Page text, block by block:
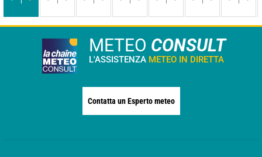
METEO CONSULT
L'ASSISTENZA METEO IN DIRETTA
Contatta un Esperto meteo